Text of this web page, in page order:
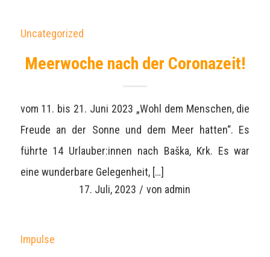
Uncategorized
Meerwoche nach der Coronazeit!
vom 11. bis 21. Juni 2023 „Wohl dem Menschen, die
Freude an der Sonne und dem Meer hatten“. Es
führte 14 Urlauber:innen nach Baška, Krk. Es war
eine wunderbare Gelegenheit, […]
17. Juli, 2023 / von admin
Impulse